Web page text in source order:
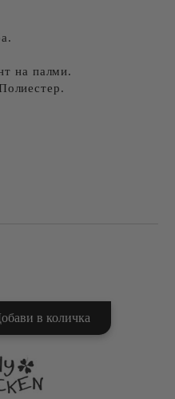
на палми.